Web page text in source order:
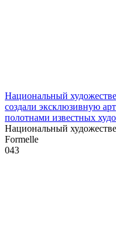
Национальный
создали эксклюзивную
полотнами известных
Национальный
Formelle
043